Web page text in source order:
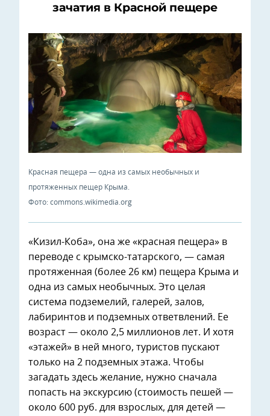
зачатия в Красной пещере
Красная пещера — одна из самых необычных и
протяженных пещер Крыма.
Фото: commons.wikimedia.org
«Кизил-Коба», она же «красная пещера» в
переводе с крымско-татарского, — самая
протяженная (более 26 км) пещера Крыма и
одна из самых необычных. Это целая
система подземелий, галерей, залов,
лабиринтов и подземных ответвлений. Ее
возраст — около 2,5 миллионов лет. И хотя
«этажей» в ней много, туристов пускают
только на 2 подземных этажа. Чтобы
загадать здесь желание, нужно сначала
попасть на экскурсию (стоимость пешей —
около 600 руб. для взрослых, для детей —